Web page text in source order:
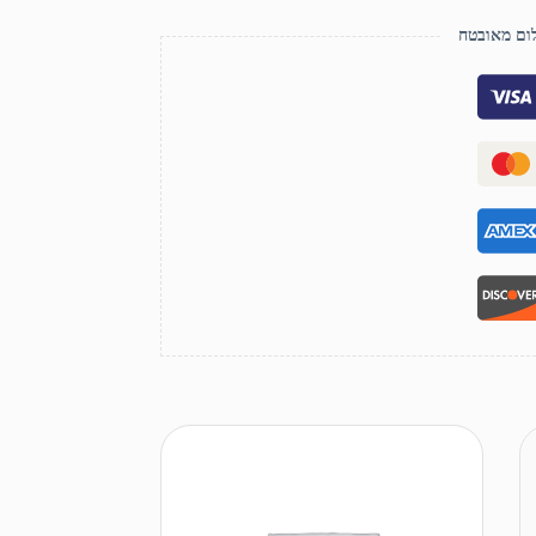
מאובטח